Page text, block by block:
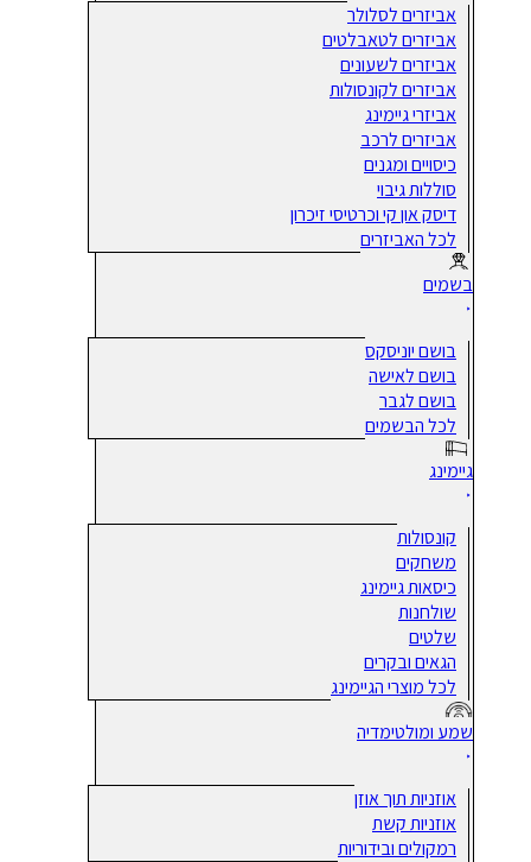
אביזרים לסלולר
אביזרים לטאבלטים
אביזרים לשעונים
אביזרים לקונסולות
אביזרי גיימינג
אביזרים לרכב
כיסויים ומגנים
סוללות גיבוי
דיסק און קי וכרטיסי זיכרון
לכל האביזרים
בשמים
בושם יוניסקס
בושם לאישה
בושם לגבר
לכל הבשמים
גיימינג
קונסולות
משחקים
כיסאות גיימינג
שולחנות
שלטים
הגאים ובקרים
לכל מוצרי הגיימינג
שמע ומולטימדיה
אוזניות תוך אוזן
אוזניות קשת
רמקולים ובידוריות